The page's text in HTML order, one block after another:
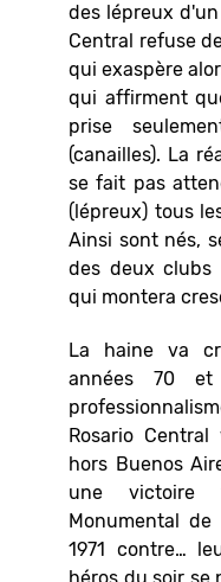
des lépreux
Central refuse
qui exaspère
qui affirment
prise
(canailles). La
se fait pas
(lépreux) tous
Ainsi sont nés,
des deux clubs
qui montera
La haine va
années 70
Rosario
hors Buenos
une victoire
Monumental
1971 contre…